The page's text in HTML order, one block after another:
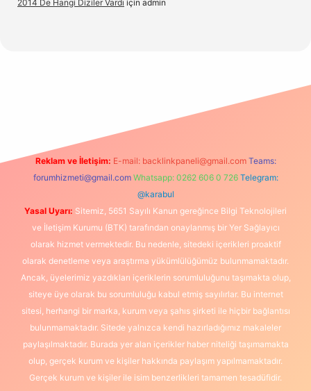
2014 De Hangi Diziler Vardı için admin
Reklam ve İletişim: E-mail: backlinkpaneli@gmail.com Teams:
forumhizmeti@gmail.com Whatsapp: 0262 606 0 726 Telegram:
@karabul
Yasal Uyarı: Sitemiz, 5651 Sayılı Kanun gereğince Bilgi Teknolojileri
ve İletişim Kurumu (BTK) tarafından onaylanmış bir Yer Sağlayıcı
olarak hizmet vermektedir. Bu nedenle, sitedeki içerikleri proaktif
olarak denetleme veya araştırma yükümlülüğümüz bulunmamaktadır.
Ancak, üyelerimiz yazdıkları içeriklerin sorumluluğunu taşımakta olup,
siteye üye olarak bu sorumluluğu kabul etmiş sayılırlar. Bu internet
sitesi, herhangi bir marka, kurum veya şahıs şirketi ile hiçbir bağlantısı
bulunmamaktadır. Sitede yalnızca kendi hazırladığımız makaleler
paylaşılmaktadır. Burada yer alan içerikler haber niteliği taşımamakta
olup, gerçek kurum ve kişiler hakkında paylaşım yapılmamaktadır.
Gerçek kurum ve kişiler ile isim benzerlikleri tamamen tesadüfidir.